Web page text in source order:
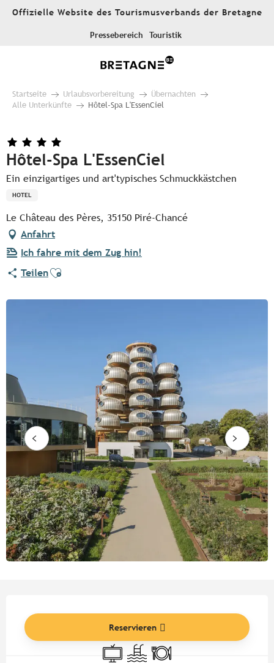
AllerOffizielle Website des Tourismusverbands der Bretagne
Pressebereich Touristik
Startseite Urlaubsvorbereitung
Übernachten
Alle Unterkünfte
Hôtel-Spa L'EssenCiel
Hôtel-Spa L'EssenCiel
Ein einzigartiges und art'typisches Schmuckkästchen
HOTEL
Le Château des Pères, 35150 Piré-Chancé
Anfahrt
Ich fahre mit dem Zug hin!
TeilenAjouter aux favoris
Reservieren
FernsehenSchwimmbad
Restaurant